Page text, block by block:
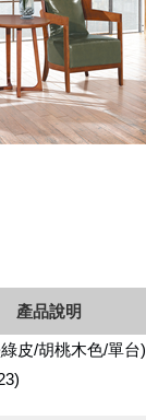
產品說明
皮/胡桃木色/單台)